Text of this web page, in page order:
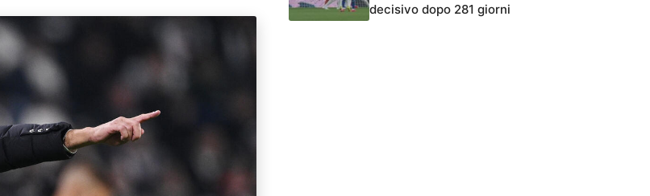
decisivo dopo 281 giorni